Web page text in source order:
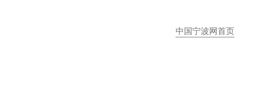
中国宁波网首页